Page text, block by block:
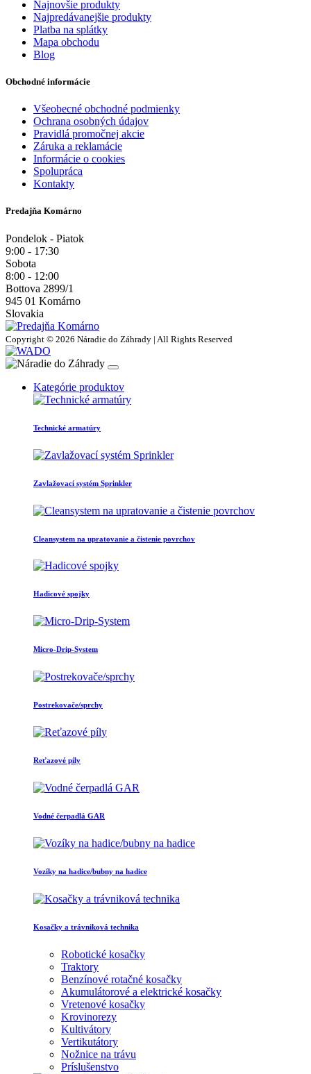
Najnovšie produkty
Najpredávanejšie produkty
Platba na splátky
Mapa obchodu
Blog
Obchodné informácie
Všeobecné obchodné podmienky
Ochrana osobných údajov
Pravidlá promočnej akcie
Záruka a reklamácie
Informácie o cookies
Spolupráca
Kontakty
Predajňa Komárno
Pondelok - Piatok
9:00 - 17:30
Sobota
8:00 - 12:00
Bottova 2899/1
945 01 Komárno
Slovakia
Copyright © 2026 Náradie do Záhrady | All Rights Reserved
Kategórie produktov
Technické armatúry
Zavlažovací systém Sprinkler
Cleansystem na upratovanie a čistenie povrchov
Hadicové spojky
Micro-Drip-System
Postrekovače/sprchy
Reťazové píly
Vodné čerpadlá GAR
Vozíky na hadice/bubny na hadice
Kosačky a trávniková technika
Robotické kosačky
Traktory
Benzínové rotačné kosačky
Akumulátorové a elektrické kosačky
Vretenové kosačky
Krovinorezy
Kultivátory
Vertikutátory
Nožnice na trávu
Príslušenstvo